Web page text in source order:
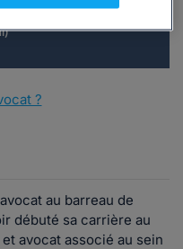
(8h à 21h du lundi au
?
au barreau de
débuté sa carrière au
avocat associé au sein